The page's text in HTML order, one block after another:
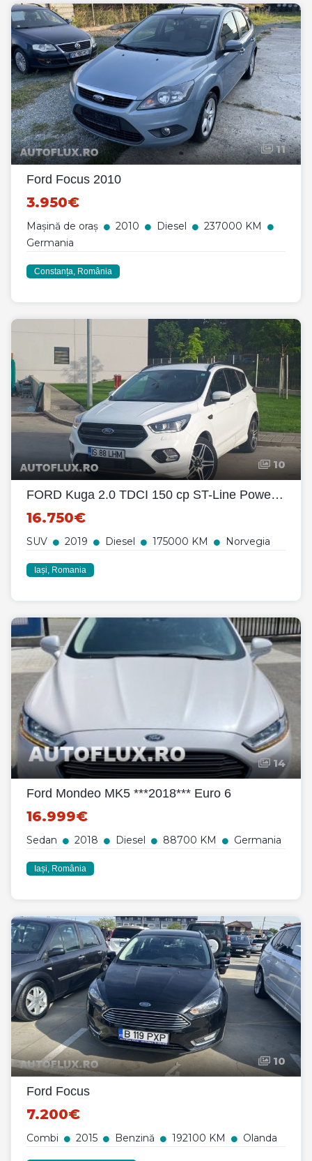
11
Ford Focus 2010
3.950€
Mașină de oraș 2010 Diesel
237000 KM
Germania
Constanța, România
10
FORD Kuga 2.0 TDCI 150 cp ST-Line PowerShift 4WD
16.750€
SUV 2019 Diesel 175000 KM Norvegia
Iași, Romania
14
Ford Mondeo MK5 ***2018*** Euro 6
16.999€
Sedan 2018 Diesel 88700 KM Germania
Iași, România
10
Ford Focus
7.200€
Combi 2015 Benzină 192100 KM Olanda